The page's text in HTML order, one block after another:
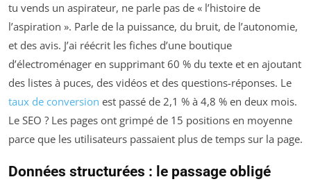
tu vends un aspirateur, ne parle pas de « l’histoire de
l’aspiration ». Parle de la puissance, du bruit, de l’autonomie,
et des avis. J’ai réécrit les fiches d’une boutique
d’électroménager en supprimant 60 % du texte et en ajoutant
des listes à puces, des vidéos et des questions-réponses. Le
taux de conversion est passé de 2,1 % à 4,8 % en deux mois.
Le SEO ? Les pages ont grimpé de 15 positions en moyenne
parce que les utilisateurs passaient plus de temps sur la page.
Données structurées : le passage obligé